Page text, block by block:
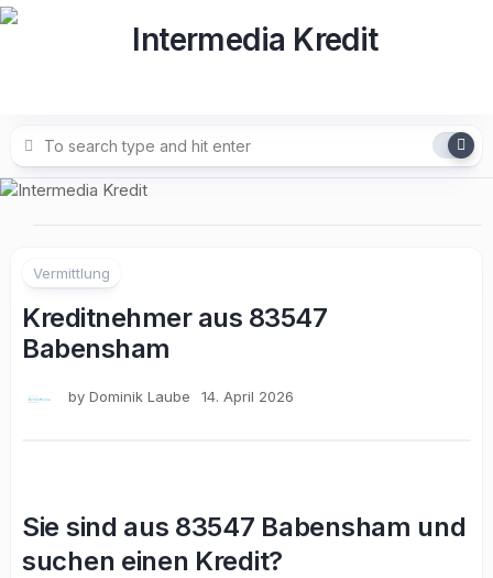
Skip
Vermittlung
Kreditnehmer aus 83547
Babensham
by Dominik Laube 14. April 2026
Sie sind aus 83547 Babensham und
suchen einen Kredit?